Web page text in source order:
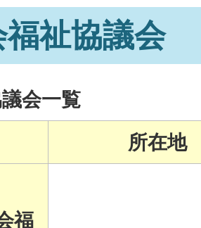
祉協議会
会一覧
所在地
福